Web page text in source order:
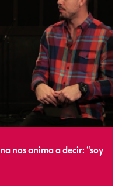
nos anima a decir: “soy